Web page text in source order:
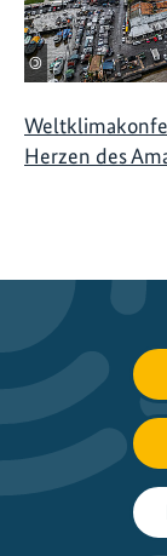
©
Herzen des